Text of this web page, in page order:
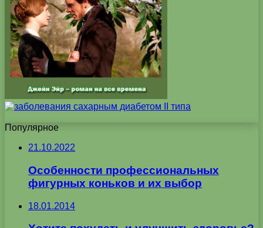
Популярное
21.10.2022
Особенности профессиональных
фигурных коньков и их выбор
18.01.2014